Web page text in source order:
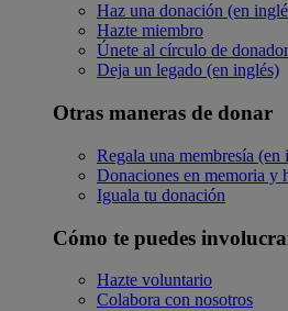
Haz una donación (en
Hazte miembro
Únete al círculo de
Deja un legado (en inglés)
Otras maneras de donar
Regala una membresía (en
Donaciones en memoria y
Iguala tu donación
Cómo te puedes
Hazte voluntario
Colabora con nosotros